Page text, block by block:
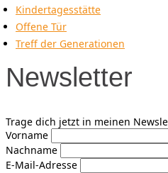
Kindertagesstätte
Offene Tür
Treff der Generationen
Newsletter
Trage dich jetzt in meinen
Vorname
Nachname
E-Mail-Adresse